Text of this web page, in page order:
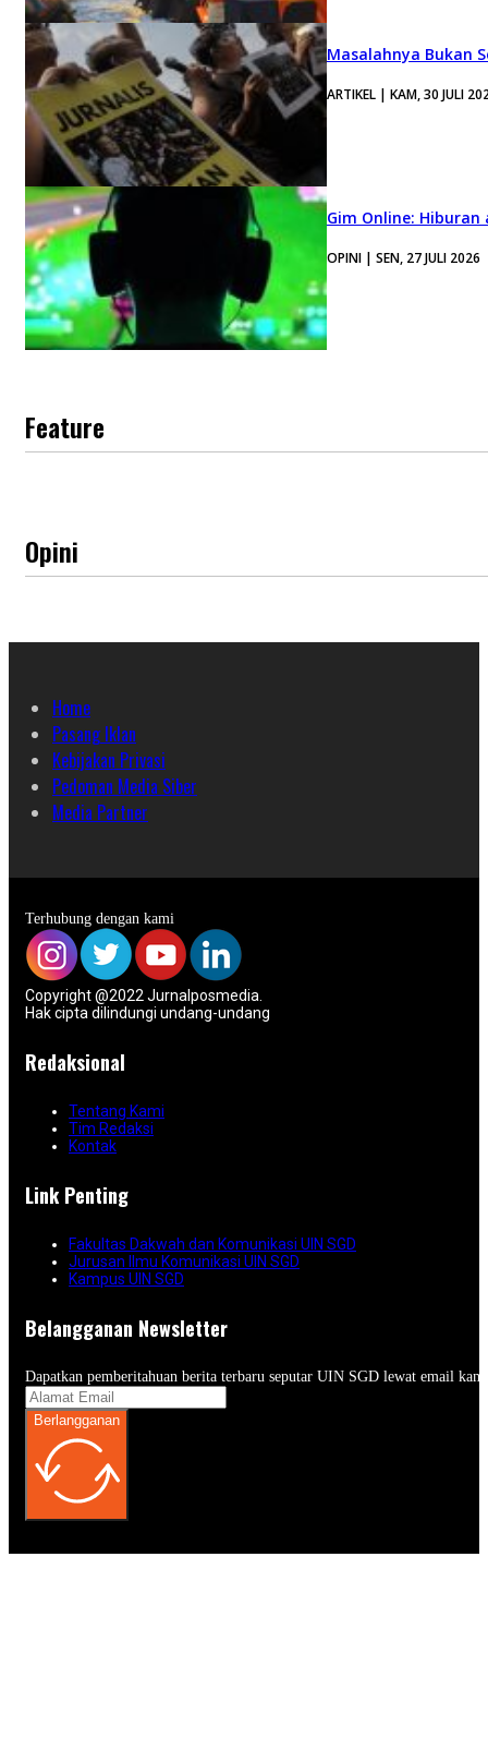
Masalahnya Bukan
ARTIKEL | KAM, 30 JULI
Gim Online:
OPINI | SEN, 27 JULI 2026
Feature
Opini
Home
Pasang Iklan
Kebijakan Privasi
Pedoman Media Siber
Media Partner
Terhubung dengan kami
Copyright @2022 Jurnalposmedia.
Hak cipta dilindungi undang-undang
Redaksional
Tentang Kami
Tim Redaksi
Kontak
Link Penting
Fakultas Dakwah dan Komunikasi UIN SGD
Jurusan Ilmu Komunikasi UIN SGD
Kampus UIN SGD
Belangganan Newsletter
Dapatkan pemberitahuan berita terbaru seputar UIN SGD lewat email
Berlangganan